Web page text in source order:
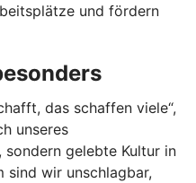
und fördern
das schaffen viele“,
unseres
sondern gelebte Kultur in
sind wir unschlagbar,